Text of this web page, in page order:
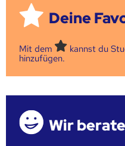
Deine
Mit dem
kannst du
hinzufügen.
Wir